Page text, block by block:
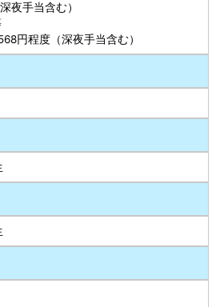
夜手当含む）
円程度（深夜手当含む）